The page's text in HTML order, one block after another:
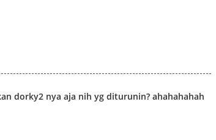
dorky2 nya aja nih yg diturunin? ahahahahah